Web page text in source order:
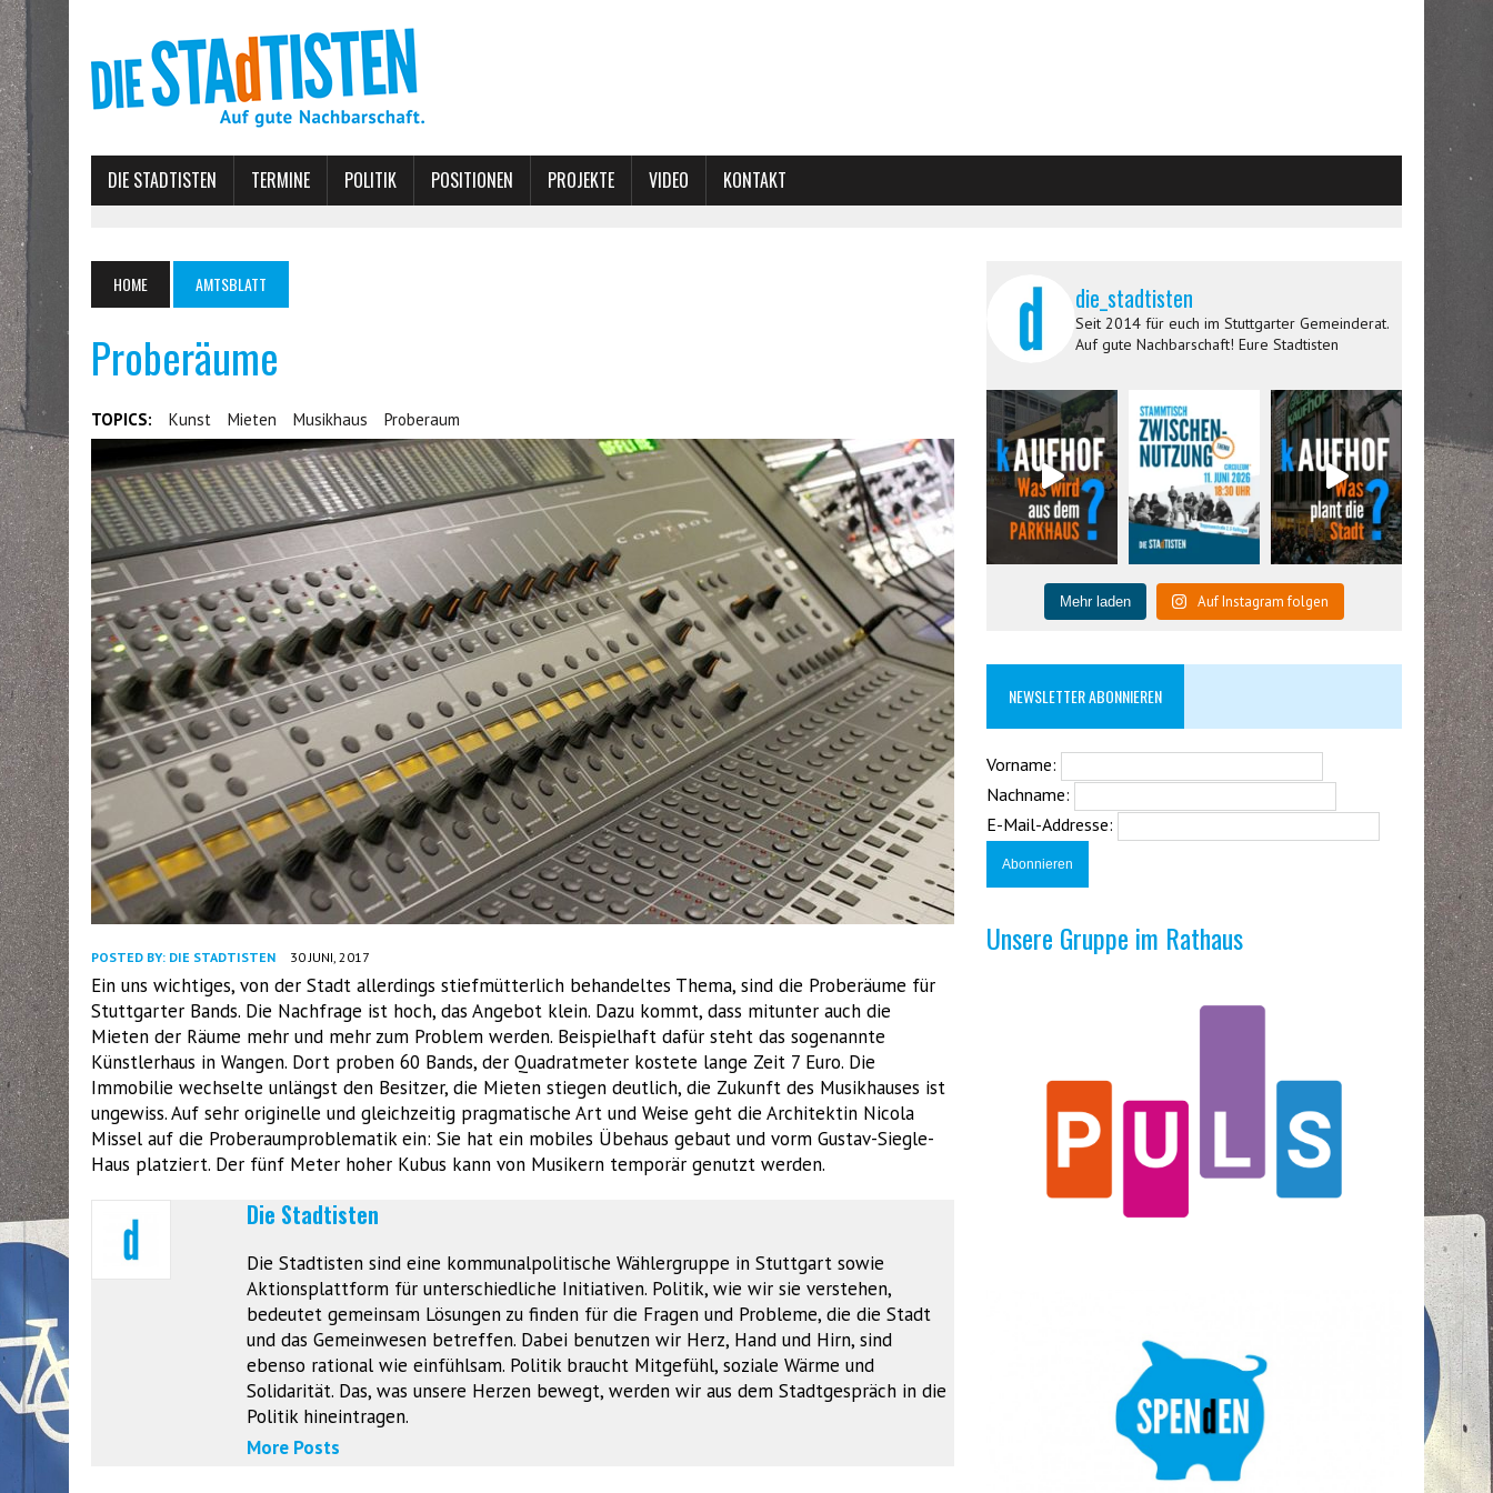
DIE STADTISTEN TERMINE POLITIK POSITIONEN PROJEKTE VIDEO KONTAKT
HOME AMTSBLATT
Proberäume
TOPICS: Kunst Mieten Musikhaus Proberaum
POSTED BY: DIE STADTISTEN 30 JUNI, 2017
Ein uns wichtiges, von der Stadt allerdings stiefmütterlich behandeltes Thema, sind die Proberäume für
Stuttgarter Bands. Die Nachfrage ist hoch, das Angebot klein. Dazu kommt, dass mitunter auch die
Mieten der Räume mehr und mehr zum Problem werden. Beispielhaft dafür steht das sogenannte
Künstlerhaus in Wangen. Dort proben 60 Bands, der Quadratmeter kostete lange Zeit 7 Euro. Die
Immobilie wechselte unlängst den Besitzer, die Mieten stiegen deutlich, die Zukunft des Musikhauses ist
ungewiss. Auf sehr originelle und gleichzeitig pragmatische Art und Weise geht die Architektin Nicola
Missel auf die Proberaumproblematik ein: Sie hat ein mobiles Übehaus gebaut und vorm Gustav-Siegle-
Haus platziert. Der fünf Meter hoher Kubus kann von Musikern temporär genutzt werden.
Die Stadtisten
Die Stadtisten sind eine kommunalpolitische Wählergruppe in Stuttgart sowie
Aktionsplattform für unterschiedliche Initiativen. Politik, wie wir sie verstehen,
bedeutet gemeinsam Lösungen zu finden für die Fragen und Probleme, die die Stadt
und das Gemeinwesen betreffen. Dabei benutzen wir Herz, Hand und Hirn, sind
ebenso rational wie einfühlsam. Politik braucht Mitgefühl, soziale Wärme und
Solidarität. Das, was unsere Herzen bewegt, werden wir aus dem Stadtgespräch in die
Politik hineintragen.
More Posts
die_stadtisten
Seit 2014 für euch im Stuttgarter Gemeinderat.
Auf gute Nachbarschaft! Eure Stadtisten
Mehr laden Auf Instagram folgen
NEWSLETTER ABONNIEREN
Vorname:
Nachname:
E-Mail-Addresse:
Unsere Gruppe im Rathaus